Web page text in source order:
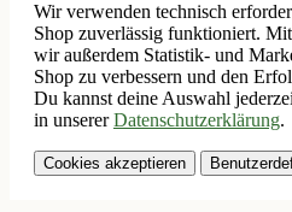
Wir verwenden technisch
Shop zuverlässig funktioniert.
wir außerdem Statistik- und
Shop zu verbessern und den
Du kannst deine Auswahl
in unsererDatenschutzerklärung.
Cookies akzeptieren